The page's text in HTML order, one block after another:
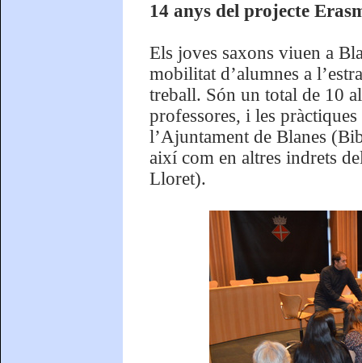
14 anys del projecte
Els joves saxons viuen a
mobilitat d’alumnes a
treball. Són un total de 10
professores, i les
l’Ajuntament de Blanes
així com en altres indrets
Lloret).